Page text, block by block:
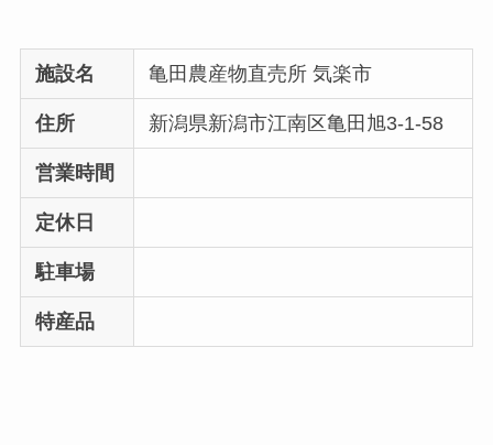
施設名 亀田農産物直売所 気楽市
住所 新潟県新潟市江南区亀田旭3-1-58
営業時間
定休日
駐車場
特産品